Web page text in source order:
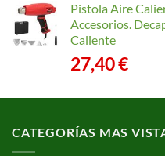
Pistola Aire
Accesorios.
Caliente
27,40€
CATEGORÍAS MAS